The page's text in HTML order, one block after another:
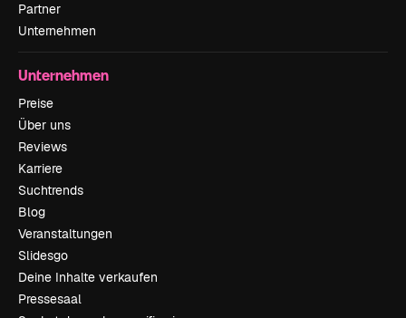
Partner
Unternehmen
Unternehmen
Preise
Über uns
Reviews
Karriere
Suchtrends
Blog
Veranstaltungen
Slidesgo
Deine Inhalte verkaufen
Pressesaal